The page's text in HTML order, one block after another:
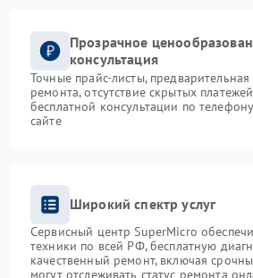
Прозрачное
консультация
Точные прайс-листы,
ремонта, отсутствие скрытых
бесплатной консультации по
сайте
Широкий спектр услуг
Сервисный центр SuperMicro
техники по всей РФ, бесплатную
качественный ремонт, включая
могут отслеживать статус ремонта